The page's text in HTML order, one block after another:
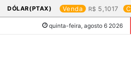
DÓLAR(PTAX) Venda 5,1017
quinta-feira, agosto 6 2026